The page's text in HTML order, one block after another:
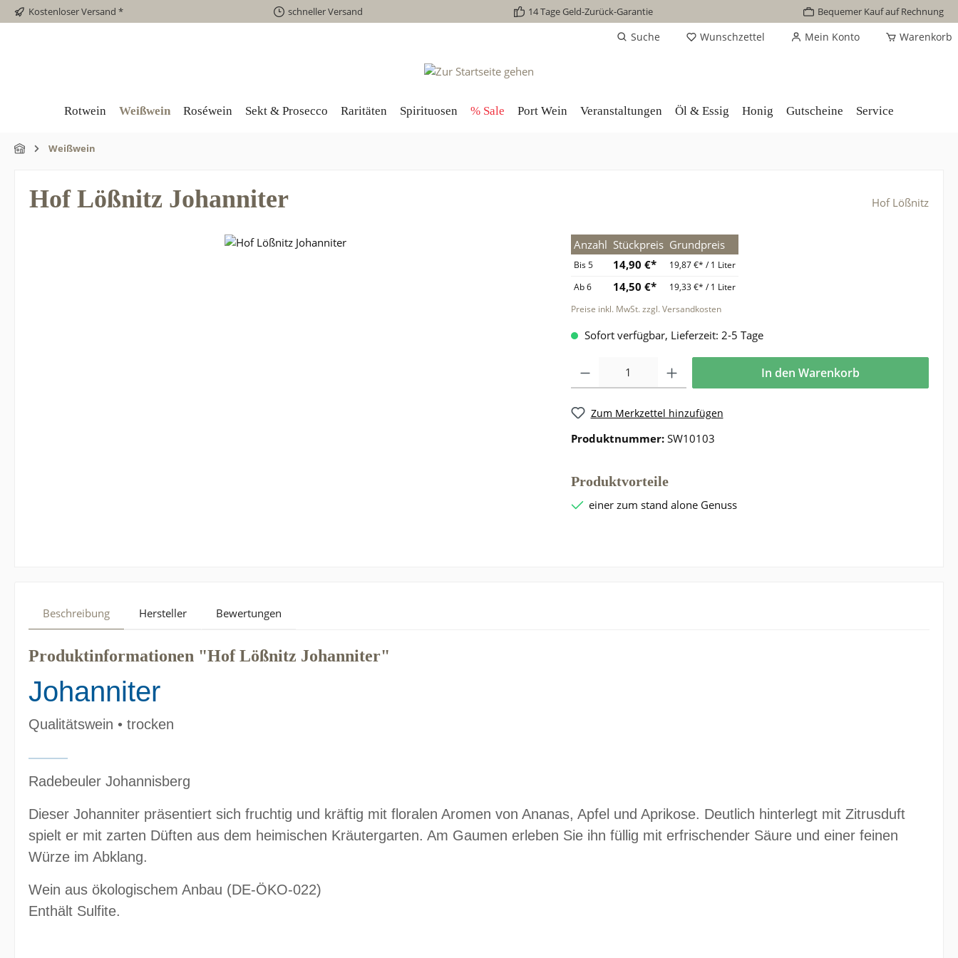
Kostenloser Versand * schneller Versand 14 Tage Geld-Zurück-Garantie Bequemer Kauf auf Rechnung
Suche Wunschzettel Mein Konto Warenkorb
Rotwein Weißwein Roséwein Sekt & Prosecco Raritäten Spirituosen % Sale Port Wein Veranstaltungen Öl & Essig Honig Gutscheine Service
Weißwein
Hof Lößnitz Johanniter Hof Lößnitz
Anzahl Stückpreis Grundpreis
Bis5 14,90 €*
19,87 €* / 1 Liter
Ab6 14,50 €*
19,33 €* / 1 Liter
Preise inkl. MwSt. zzgl. Versandkosten
Sofort verfügbar, Lieferzeit: 2-5 Tage
In den Warenkorb
Zum Merkzettel hinzufügen
Produktnummer: SW10103
Produktvorteile
einer zum stand alone Genuss
Beschreibung Hersteller Bewertungen
Produktinformationen "Hof Lößnitz Johanniter"
Johanniter
Qualitätswein • trocken
Radebeuler Johannisberg
Dieser Johanniter präsentiert sich fruchtig und kräftig mit floralen Aromen von Ananas, Apfel und Aprikose. Deutlich hinterlegt mit Zitrusduft
spielt er mit zarten Düften aus dem heimischen Kräutergarten. Am Gaumen erleben Sie ihn füllig mit erfrischender Säure und einer feinen
Würze im Abklang.
Wein aus ökologischem Anbau (DE-ÖKO-022)
Enthält Sulfite.